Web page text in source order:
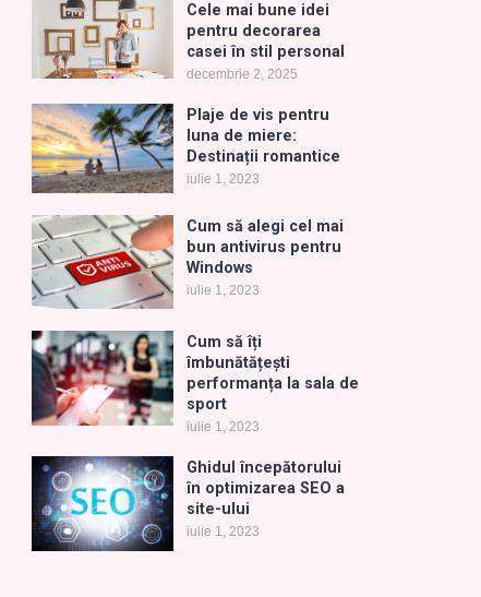
Cele mai bune idei
pentru decorarea
casei în stil personal
decembrie 2, 2025
Plaje de vis pentru
luna de miere:
Destinații romantice
iulie 1, 2023
Cum să alegi cel mai
bun antivirus pentru
Windows
iulie 1, 2023
Cum să îți
îmbunătățești
performanța la sala de
sport
iulie 1, 2023
Ghidul începătorului
în optimizarea SEO a
site-ului
iulie 1, 2023